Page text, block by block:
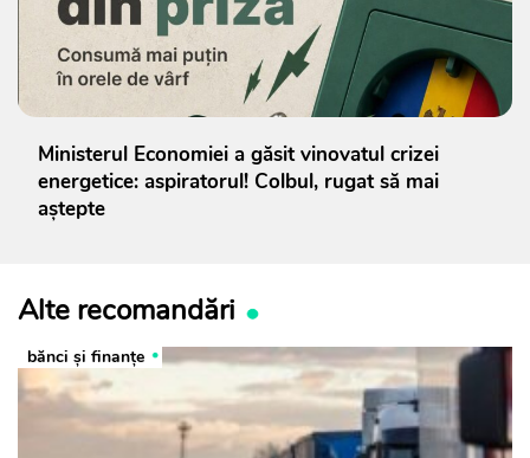
Ministerul Economiei a găsit vinovatul crizei
energetice: aspiratorul! Colbul, rugat să mai
aștepte
Alte recomandări
bănci şi finanţe